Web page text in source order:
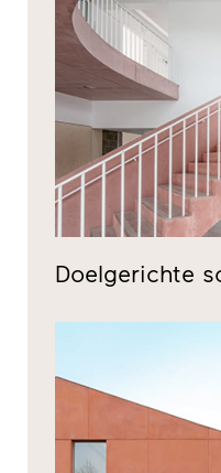
Doelgerichte